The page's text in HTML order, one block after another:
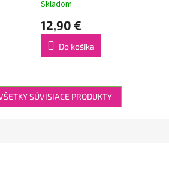
Skladom
12,90 €
Do košíka
SÚVISIACE PRODUKTY